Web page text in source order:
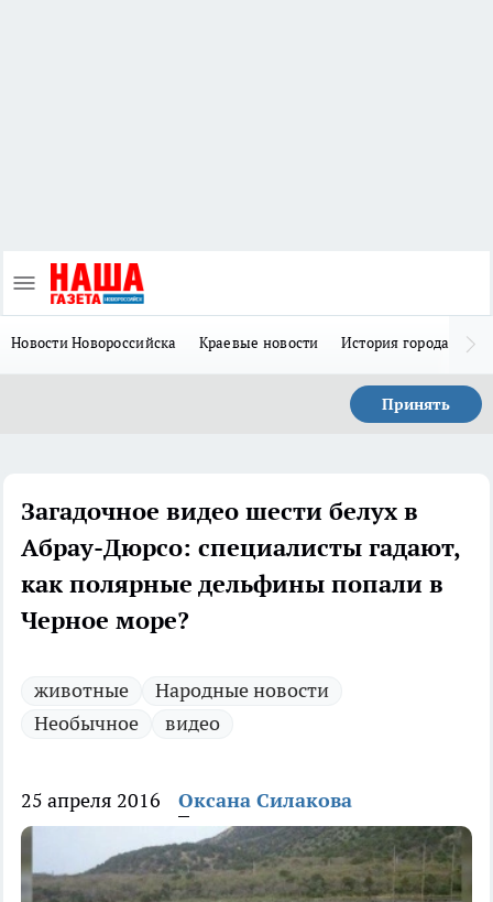
Новости Новороссийска Краевые новости История города Н
Принять
Загадочное видео шести белух в
Абрау-Дюрсо: специалисты гадают,
как полярные дельфины попали в
Черное море?
животные
Народные новости
Необычное
видео
25 апреля 2016 Оксана Силакова